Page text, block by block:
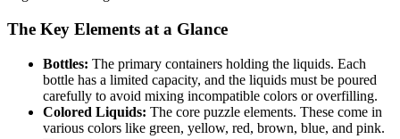
The Key Elements at a Glance
Bottles: The primary containers holding the liquids. Each
bottle has a limited capacity, and the liquids must be poured
carefully to avoid mixing incompatible colors or overfilling.
Colored Liquids: The core puzzle elements. These come in
various colors like green, yellow, red, brown, blue, and pink.